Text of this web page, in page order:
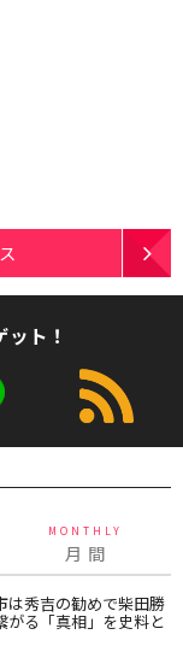
ト！
MONTHLY
月 間
は秀吉の勧めで柴田勝
がる「真相」を史料と